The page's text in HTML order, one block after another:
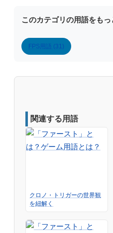
このカテゴリの用語をもっ
FPS用語 (31)
関連する用語
クロノ・トリガーの世界観
を紐解く